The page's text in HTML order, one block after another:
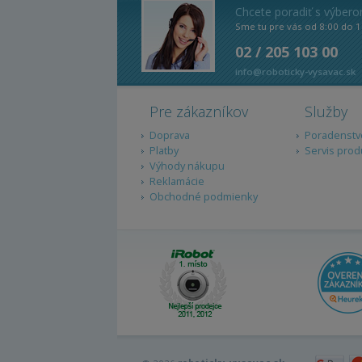
Chcete poradiť s
Sme tu pre vás od 8:00 do
02 / 205 103 00
info@roboticky-vysavac.sk
Pre zákazníkov
Doprava
Platby
Výhody nákupu
Reklamácie
Obchodné podmienky
Služby
Servis